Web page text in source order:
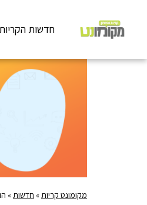
חדשות הקריות
מקומונט קריות » חדשות »